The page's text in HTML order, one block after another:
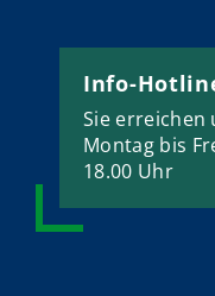
Info-
Sie erreichen
Montag bis
18.00 Uhr